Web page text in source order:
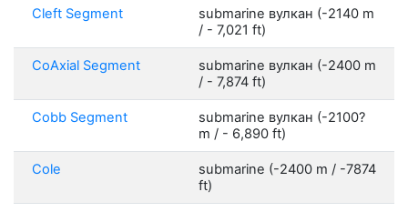
Cleft Segment
submarine вулкан (-2140 m
/ - 7,021 ft)
CoAxial Segment
submarine вулкан (-2400 m
/ - 7,874 ft)
Cobb Segment
submarine вулкан (-2100?
m / - 6,890 ft)
Cole
submarine (-2400 m / -7874
ft)